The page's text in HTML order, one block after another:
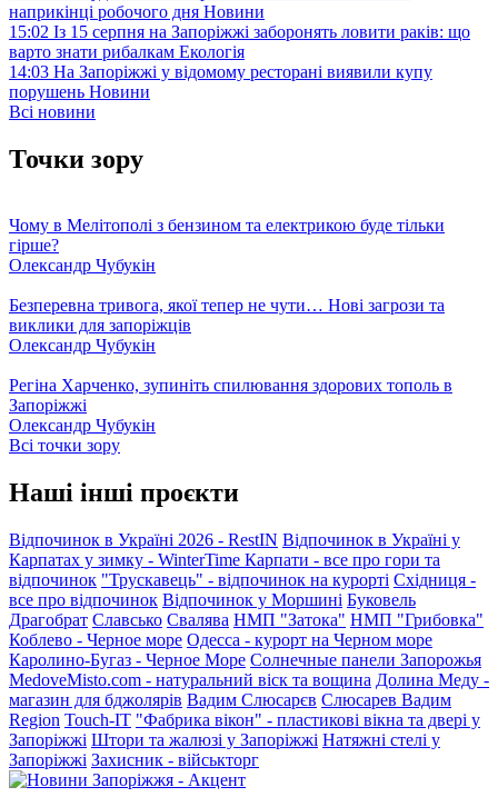
наприкінці робочого дня Новини
15:02 Із 15 серпня на Запоріжжі заборонять ловити раків: що
варто знати рибалкам Екологія
14:03 На Запоріжжі у відомому ресторані виявили купу
порушень Новини
Всі новини
Точки зору
Чому в Мелітополі з бензином та електрикою буде тільки
гірше?
Олександр Чубукін
Безперевна тривога, якої тепер не чути… Нові загрози та
виклики для запоріжців
Олександр Чубукін
Регіна Харченко, зупиніть спилювання здорових тополь в
Запоріжжі
Олександр Чубукін
Всі точки зору
Наші інші проєкти
Відпочинок в Україні 2026 - RestIN Відпочинок в Україні у
Карпатах у зимку - WinterTime Карпати - все про гори та
відпочинок "Трускавець" - відпочинок на курорті Східниця -
все про відпочинок Відпочинок у Моршині Буковель
Драгобрат Славсько Свалява НМП "Затока" НМП "Грибовка"
Коблево - Черное море Одесса - курорт на Черном море
Каролино-Бугаз - Черное Море Солнечные панели Запорожья
MedoveMisto.com - натуральний віск та вощина Долина Меду -
магазин для бджолярів Вадим Слюсарєв Слюсарев Вадим
Region Touch-IT "Фабрика вікон" - пластикові вікна та двері у
Запоріжжі Штори та жалюзі у Запоріжжі Натяжні стелі у
Запоріжжі Захисник - військторг